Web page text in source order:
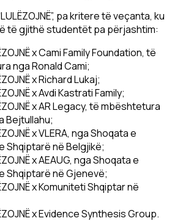
pa kritere të veçanta, ku
të gjithë studentët pa përjashtim:
x Cami Family Foundation, të
nga Ronald Cami;
x Richard Lukaj;
x Avdi Kastrati Family;
x AR Legacy, të mbështetura
Bejtullahu;
x VLERA, nga Shoqata e
Shqiptarë në Belgjikë;
x AEAUG, nga Shoqata e
Shqiptarë në Gjenev​​ë;
x Komuniteti Shqiptar në
x Evidence Synthesis Group.